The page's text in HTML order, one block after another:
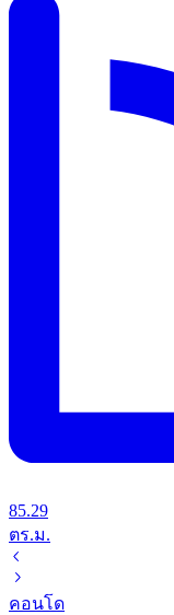
85.29
ตร.ม.
คอนโด